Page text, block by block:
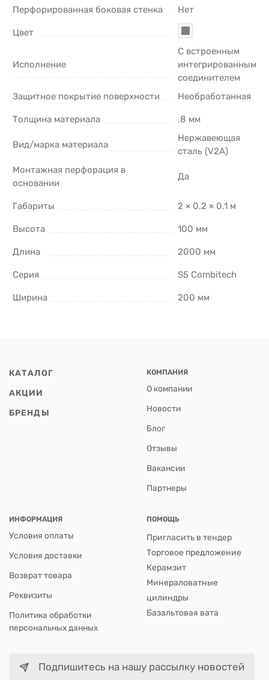
Перфорированная боковая стенка Нет
Цвет
Исполнение
С встроенным
интегрированным
соединителем
Защитное покрытие поверхности
Необработанная
Толщина материала .8 мм
Вид/марка материала
Нержавеющая
сталь (V2A)
Монтажная перфорация в
основании
Да
Габариты 2 × 0.2 × 0.1 м
Высота 100 мм
Длина 2000 мм
Серия S5 Combitech
Ширина 200 мм
КАТАЛОГ
АКЦИИ
БРЕНДЫ
КОМПАНИЯ
О компании
Новости
Блог
Отзывы
Вакансии
Партнеры
ИНФОРМАЦИЯ
Условия оплаты
Условия доставки
Возврат товара
Реквизиты
Политика обработки
персональных данных
ПОМОЩЬ
Пригласить в тендер
Торговое предложение
Керамзит
Минераловатные
цилиндры
Базальтовая вата
Подпишитесь на нашу рассылку новостей